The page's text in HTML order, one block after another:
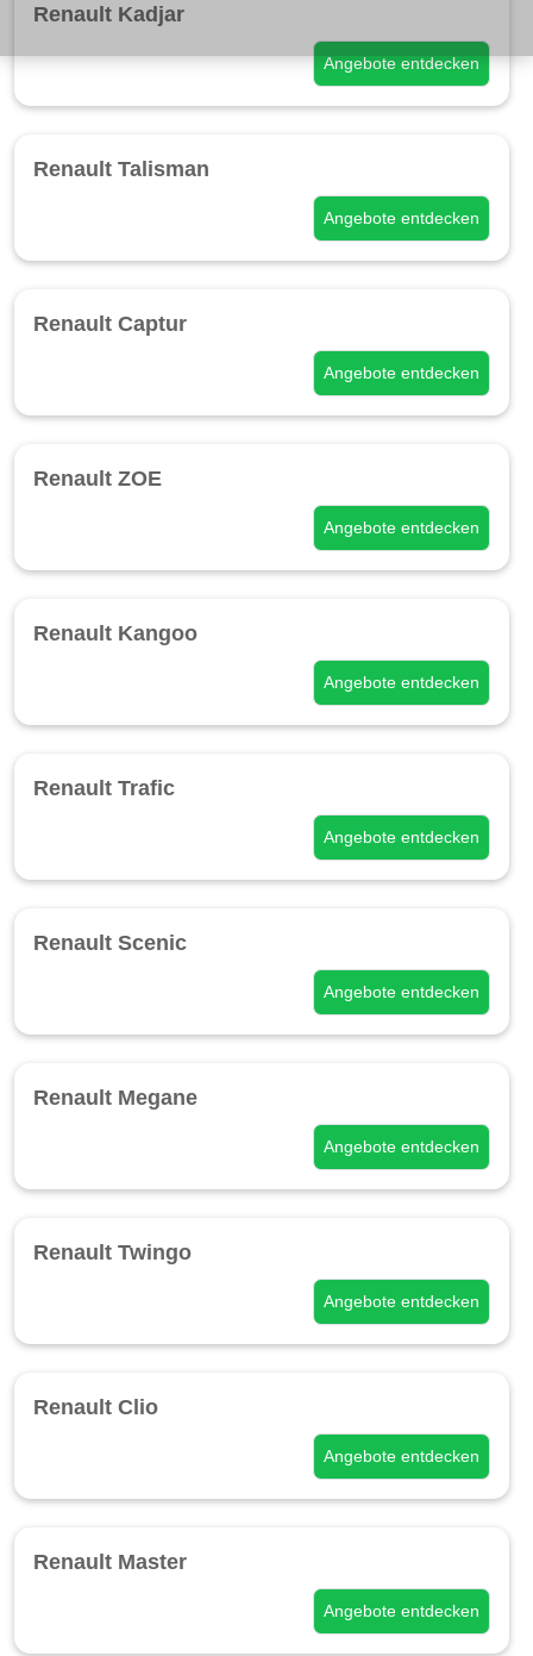
Renault Kadjar
Angebote entdecken
Renault Talisman
Angebote entdecken
Renault Captur
Angebote entdecken
Renault ZOE
Angebote entdecken
Renault Kangoo
Angebote entdecken
Renault Trafic
Angebote entdecken
Renault Scenic
Angebote entdecken
Renault Megane
Angebote entdecken
Renault Twingo
Angebote entdecken
Renault Clio
Angebote entdecken
Renault Master
Angebote entdecken